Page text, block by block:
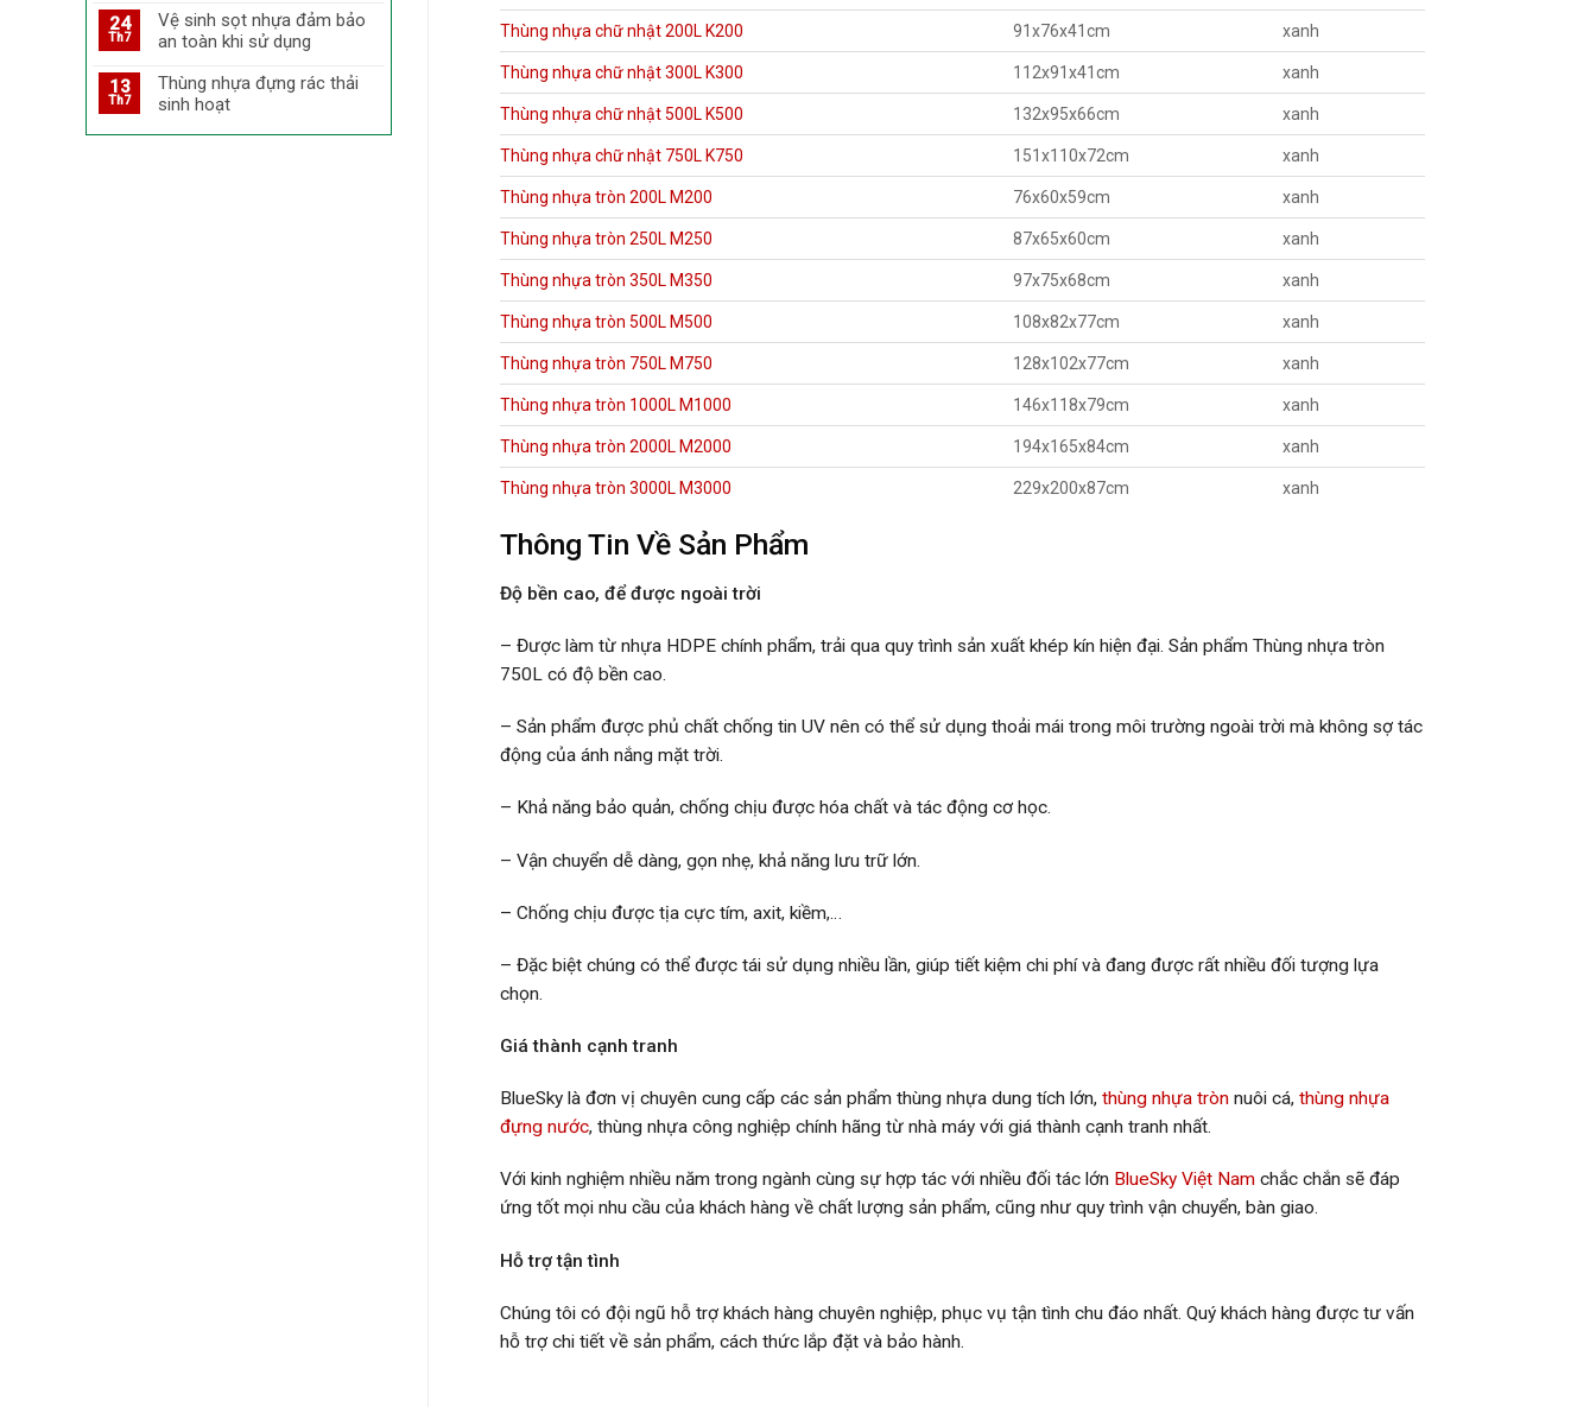
24
Th7
Vệ sinh sọt nhựa đảm bảo
an toàn khi sử dụng
13
Th7
Thùng nhựa đựng rác thải
sinh hoạt
Thùng nhựa chữ nhật 200L K200 91x76x41cm xanh
Thùng nhựa chữ nhật 300L K300 112x91x41cm xanh
Thùng nhựa chữ nhật 500L K500 132x95x66cm xanh
Thùng nhựa chữ nhật 750L K750 151x110x72cm xanh
Thùng nhựa tròn 200L M200 76x60x59cm xanh
Thùng nhựa tròn 250L M250 87x65x60cm xanh
Thùng nhựa tròn 350L M350 97x75x68cm xanh
Thùng nhựa tròn 500L M500 108x82x77cm xanh
Thùng nhựa tròn 750L M750 128x102x77cm xanh
Thùng nhựa tròn 1000L M1000 146x118x79cm xanh
Thùng nhựa tròn 2000L M2000 194x165x84cm xanh
Thùng nhựa tròn 3000L M3000 229x200x87cm xanh
Thông Tin Về Sản Phẩm
Độ bền cao, để được ngoài trời
– Được làm từ nhựa HDPE chính phẩm, trải qua quy trình sản xuất khép kín hiện đại. Sản phẩm Thùng nhựa tròn
750L có độ bền cao.
– Sản phẩm được phủ chất chống tin UV nên có thể sử dụng thoải mái trong môi trường ngoài trời mà không sợ tác
động của ánh nắng mặt trời.
– Khả năng bảo quản, chống chịu được hóa chất và tác động cơ học.
– Vận chuyển dễ dàng, gọn nhẹ, khả năng lưu trữ lớn.
– Chống chịu được tịa cực tím, axit, kiềm,…
– Đặc biệt chúng có thể được tái sử dụng nhiều lần, giúp tiết kiệm chi phí và đang được rất nhiều đối tượng lựa
chọn.
Giá thành cạnh tranh
BlueSky là đơn vị chuyên cung cấp các sản phẩm thùng nhựa dung tích lớn, thùng nhựa tròn nuôi cá, thùng nhựa
đựng nước, thùng nhựa công nghiệp chính hãng từ nhà máy với giá thành cạnh tranh nhất.
Với kinh nghiệm nhiều năm trong ngành cùng sự hợp tác với nhiều đối tác lớn BlueSky Việt Nam chắc chắn sẽ đáp
ứng tốt mọi nhu cầu của khách hàng về chất lượng sản phẩm, cũng như quy trình vận chuyển, bàn giao.
Hỗ trợ tận tình
Chúng tôi có đội ngũ hỗ trợ khách hàng chuyên nghiệp, phục vụ tận tình chu đáo nhất. Quý khách hàng được tư vấn
hỗ trợ chi tiết về sản phẩm, cách thức lắp đặt và bảo hành.